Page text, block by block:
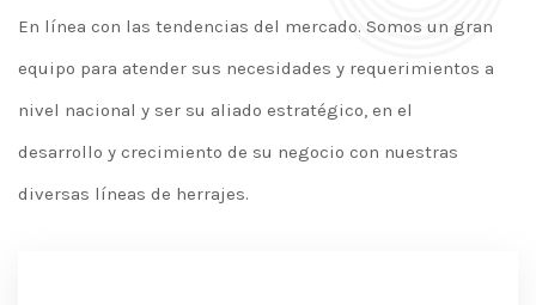
En línea con las tendencias del mercado. Somos un gran
equipo para atender sus necesidades y requerimientos a
nivel nacional y ser su aliado estratégico, en el
desarrollo y crecimiento de su negocio con nuestras
diversas líneas de herrajes.